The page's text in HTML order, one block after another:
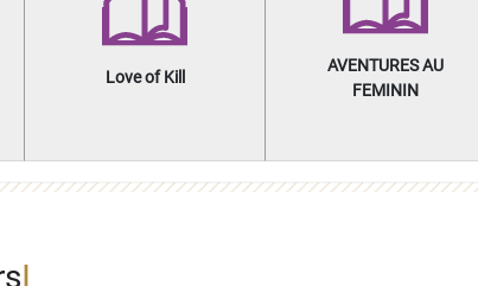
Love of Kill
AVENTURES AU
FEMININ